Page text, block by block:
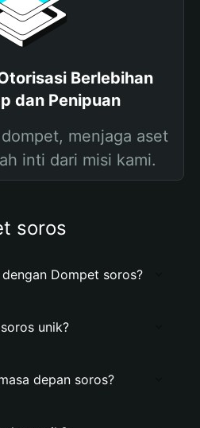
Berlebihan
dan Penipuan
menjaga aset
inti dari misi kami.
soros
Dompet soros?
unik?
depan soros?